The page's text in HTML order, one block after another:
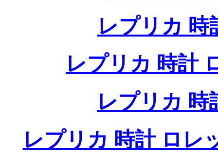
レプリカ 時
レプリカ 時計
レプリカ 時
レプリカ 時計 ロレ